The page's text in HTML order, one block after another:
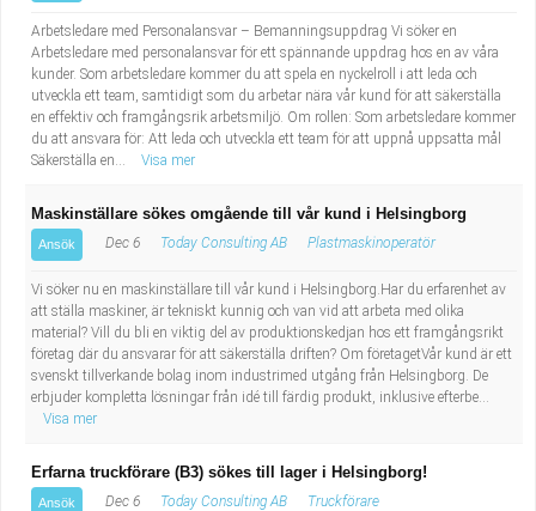
Arbetsledare med Personalansvar – Bemanningsuppdrag Vi söker en
Arbetsledare med personalansvar för ett spännande uppdrag hos en av våra
kunder. Som arbetsledare kommer du att spela en nyckelroll i att leda och
utveckla ett team, samtidigt som du arbetar nära vår kund för att säkerställa
en effektiv och framgångsrik arbetsmiljö. Om rollen: Som arbetsledare kommer
du att ansvara för: Att leda och utveckla ett team för att uppnå uppsatta mål
Säkerställa en...
Visa mer
Maskinställare sökes omgående till vår kund i Helsingborg
Ansök Dec 6 Today Consulting AB Plastmaskinoperatör
Vi söker nu en maskinställare till vår kund i Helsingborg.Har du erfarenhet av
att ställa maskiner, är tekniskt kunnig och van vid att arbeta med olika
material? Vill du bli en viktig del av produktionskedjan hos ett framgångsrikt
företag där du ansvarar för att säkerställa driften? Om företagetVår kund är ett
svenskt tillverkande bolag inom industrimed utgång från Helsingborg. De
erbjuder kompletta lösningar från idé till färdig produkt, inklusive efterbe...
Visa mer
Erfarna truckförare (B3) sökes till lager i Helsingborg!
Ansök Dec 6 Today Consulting AB Truckförare